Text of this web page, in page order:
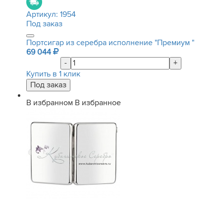
Артикул: 1954
Под заказ
Портсигар из серебра исполнение "Премиум "
69 044
-
+
Купить в 1 клик
В избранном В избранное